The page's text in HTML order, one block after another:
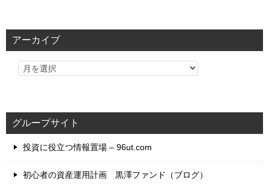
リ
アーカイブ
グループサイト
投資に役立つ情報置場 – 96ut.com
初心者の資産運用計画 黒澤ファンド（ブログ）